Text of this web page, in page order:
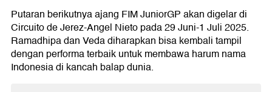
Putaran berikutnya ajang FIM JuniorGP akan digelar di
Circuito de Jerez-Angel Nieto pada 29 Juni-1 Juli 2025.
Ramadhipa dan Veda diharapkan bisa kembali tampil
dengan performa terbaik untuk membawa harum nama
Indonesia di kancah balap dunia.